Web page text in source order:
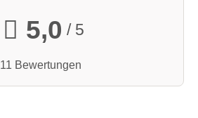
5,0 / 5
11 Bewertungen